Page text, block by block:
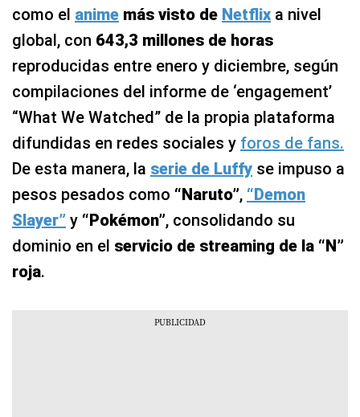
como el anime más visto de Netflix a nivel
global, con 643,3 millones de horas
reproducidas entre enero y diciembre, según
compilaciones del informe de ‘engagement’
“What We Watched” de la propia plataforma
difundidas en redes sociales y foros de fans.
De esta manera, la serie de Luffy se impuso a
pesos pesados como “Naruto”, “Demon
Slayer” y “Pokémon”, consolidando su
dominio en el servicio de streaming de la “N”
roja.